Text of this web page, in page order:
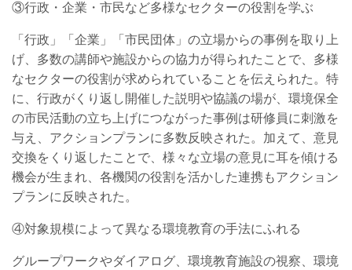
③行政・企業・市民など多様なセクターの役割を学ぶ
「行政」「企業」「市民団体」の立場からの事例を取り上
げ、多数の講師や施設からの協力が得られたことで、多様
なセクターの役割が求められていることを伝えられた。特
に、行政がくり返し開催した説明や協議の場が、環境保全
の市民活動の立ち上げにつながった事例は研修員に刺激を
与え、アクションプランに多数反映された。加えて、意見
交換をくり返したことで、様々な立場の意見に耳を傾ける
機会が生まれ、各機関の役割を活かした連携もアクション
プランに反映された。
④対象規模によって異なる環境教育の手法にふれる
グループワークやダイアログ、環境教育施設の視察、環境